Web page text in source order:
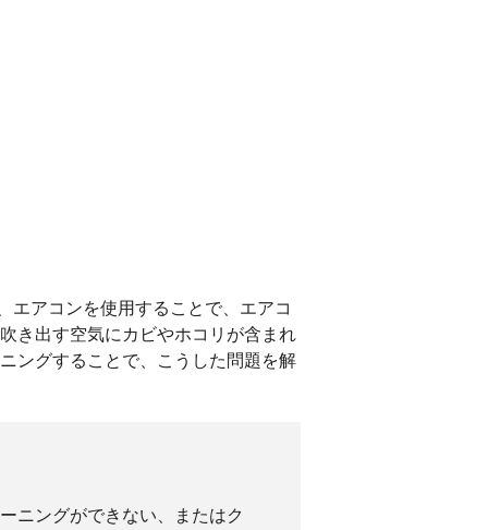
エアコンを使用することで、エアコ
き出す空気にカビやホコリが含まれ
ングすることで、こうした問題を解
ニングができない、またはク